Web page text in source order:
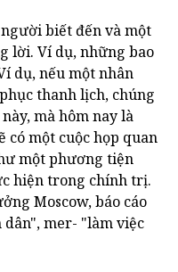
biết đến và một
lời. Ví dụ, những bao
dụ, nếu một nhân
thanh lịch, chúng
mà hôm nay là
có một cuộc họp quan
một phương tiện
hiện trong chính trị.
Moscow, báo cáo
mer- "làm việc